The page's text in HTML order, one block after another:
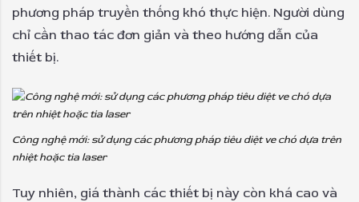
phương pháp truyền thống khó thực hiện. Người dùng
chỉ cần thao tác đơn giản và theo hướng dẫn của
thiết bị.
Công nghệ mới: sử dụng các phương pháp tiêu diệt ve chó dựa trên
nhiệt hoặc tia laser
Tuy nhiên, giá thành các thiết bị này còn khá cao và